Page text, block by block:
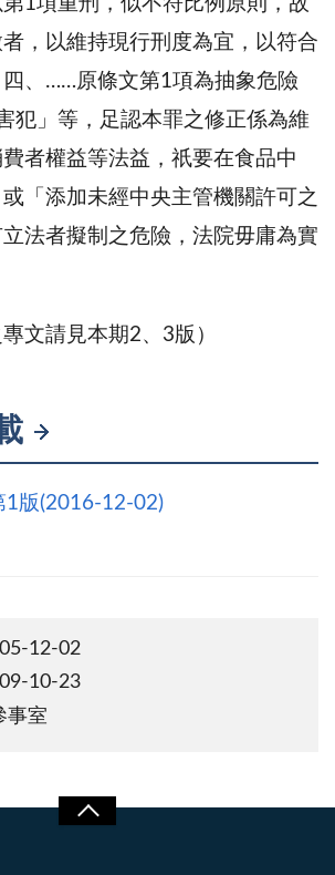
，以維持現行刑度為宜，以符合
、……原條文第1項為抽象危險
犯」等，足認本罪之修正係為維
者權益等法益，祇要在食品中
或「添加未經中央主管機關許可之
法者擬制之危險，法院毋庸為實
文請見本期2、3版）
1版(2016-12-02)
12-02
10-23
事室